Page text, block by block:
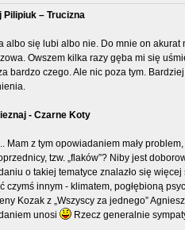
Pilipiuk – Trucizna
albo się lubi albo nie. Do mnie on akurat
Owszem kilka razy gęba mi się
bardzo czego. Ale nic poza tym.
- Czarne Koty
Mam z tym opowiadaniem mały
tzw. „flaków”? Niby jest
o takiej tematyce znalazło się
czymś innym - klimatem, pogłębioną
Kozak z „Wszyscy za jednego”
unosi
Rzecz generalnie